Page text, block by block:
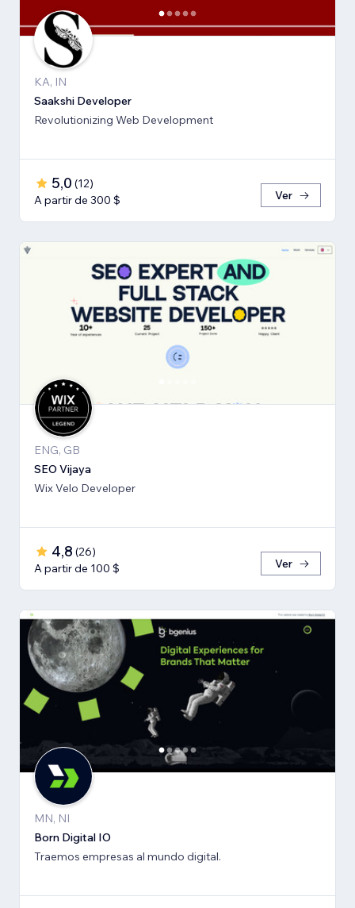
KA, IN
Saakshi Developer
Revolutionizing Web Development
5,0 (12)
A partir de 300 $
Ver
ENG, GB
SEO Vijaya
Wix Velo Developer
4,8 (26)
A partir de 100 $
Ver
MN, NI
Born Digital IO
Traemos empresas al mundo digital.